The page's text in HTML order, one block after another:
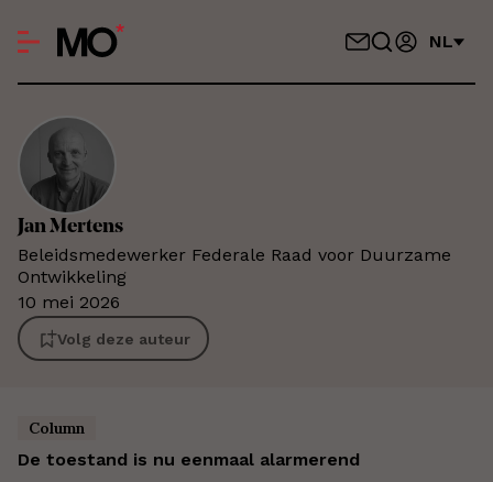
NL
JanMertens
Beleidsmedewerker Federale Raad voor Duurzame
Ontwikkeling
10 mei 2026
Volg deze auteur
Column
De toestand is nu eenmaal alarmerend